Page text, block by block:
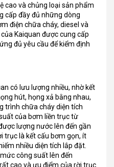
cao và chủng loại sản phẩm
cấp đầy đủ những dòng
điện chữa cháy, diesel và
Kaiquan được cung cấp
đủ yêu cầu để kiểm định
có lưu lượng nhiều, nhờ kết
hút, họng xả bằng nhau,
trình chữa cháy diện tích
của bơm liền trục từ
lượng nước lên đến gần
trục là kết cấu bơm gọn, ít
nhiều diện tích lắp đặt.
công suất lên đến
cao và ưu điểm của rời trục